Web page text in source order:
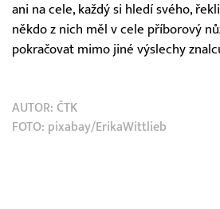
ani na cele, každý si hledí svého,
někdo z nich měl v cele příborový
pokračovat mimo jiné výslechy
AUTOR: ČTK
FOTO: pixabay/ErikaWittlieb